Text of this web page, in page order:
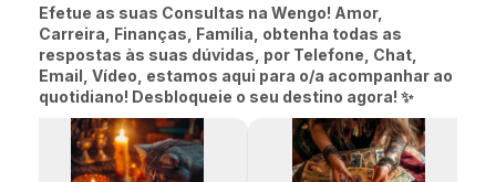
Efetue as suas Consultas na Wengo! Amor,
Carreira, Finanças, Família, obtenha todas as
respostas às suas dúvidas, por Telefone, Chat,
Email, Vídeo, estamos aqui para o/a acompanhar ao
quotidiano! Desbloqueie o seu destino agora! ✨